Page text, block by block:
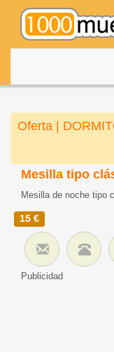
Oferta |
Mesilla tipo
Mesilla de noche tipo
15 €
Publicidad